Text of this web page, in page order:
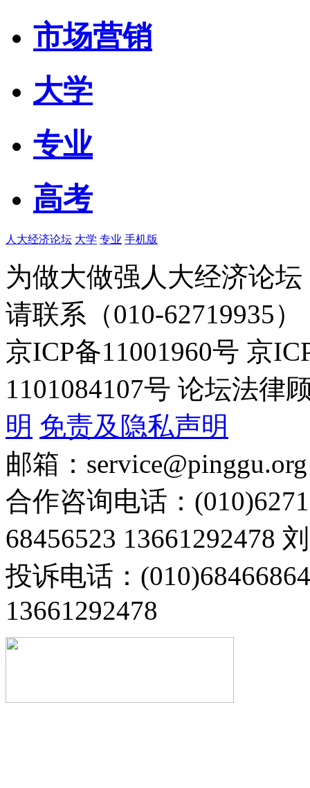
市场营销
大学
专业
高考
人大经济论坛 大学 专业 手机版
为做大做强人大经济论
请联系（010-62719935）
京ICP备11001960号 京
1101084107号 论坛法律
明 免责及隐私声明
邮箱：service@pinggu.org
合作咨询电话：
68456523 13661292478
投诉电话：
13661292478